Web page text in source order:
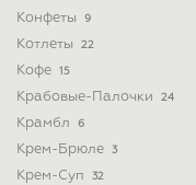
Конфеты 9
Котлеты 22
Кофе 15
Крабовые-Палочки 24
Крамбл 6
Крем-Брюле 3
Крем-Суп 32